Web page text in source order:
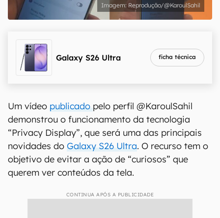
Reprodução/@KaroulSahil
Galaxy S26 Ultra ficha técnica
Um vídeo publicado pelo perfil @KaroulSahil
demonstrou o funcionamento da tecnologia
“Privacy Display”, que será uma das principais
novidades do Galaxy S26 Ultra. O recurso tem o
objetivo de evitar a ação de “curiosos” que
querem ver conteúdos da tela.
CONTINUA APÓS A PUBLICIDADE